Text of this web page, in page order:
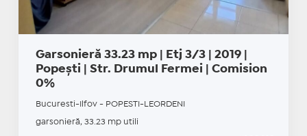
Garsonieră 33.23 mp | Etj 3/3 | 2019 |
Popești | Str. Drumul Fermei | Comision
0%
Bucuresti-Ilfov - POPESTI-LEORDENI
garsonieră, 33.23 mp utili